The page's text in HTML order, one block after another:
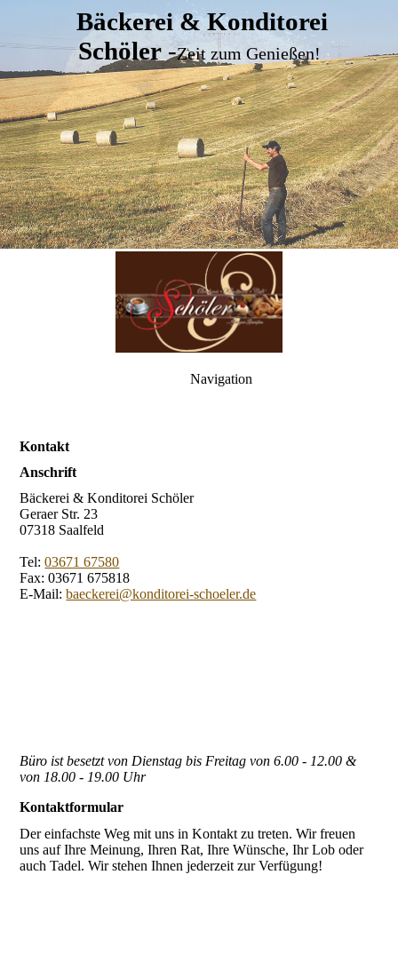
Bäckerei & Konditorei
Schöler-Zeit zum Genießen!
Navigation
Kontakt
Anschrift
Bäckerei & Konditorei Schöler
Geraer Str. 23
07318 Saalfeld
Tel:03671 67580
Fax: 03671 675818
E-Mail:baeckerei@konditorei-schoeler.de
Büro ist besetzt von Dienstag bis Freitag von 6.00 - 12.00 &
von 18.00 - 19.00 Uhr
Kontaktformular
Der einfachste Weg mit uns in Kontakt zu treten. Wir freuen
uns auf Ihre Meinung, Ihren Rat, Ihre Wünsche, Ihr Lob oder
auch Tadel. Wir stehen Ihnen jederzeit zur Verfügung!